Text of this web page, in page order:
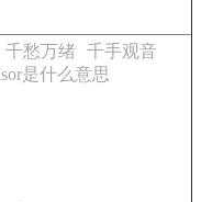
千愁万绪 千手观音
是什么意思